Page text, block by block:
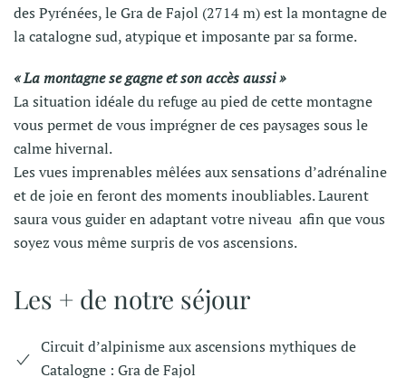
des Pyrénées, le Gra de Fajol (2714 m) est la montagne de
la catalogne sud, atypique et imposante par sa forme.
« La montagne se gagne et son accès aussi »
La situation idéale du refuge au pied de cette montagne
vous permet de vous imprégner de ces paysages sous le
calme hivernal.
Les vues imprenables mêlées aux sensations d’adrénaline
et de joie en feront des moments inoubliables. Laurent
saura vous guider en adaptant votre niveau afin que vous
soyez vous même surpris de vos ascensions.
Les + de notre séjour
Circuit d’alpinisme aux ascensions mythiques de
Catalogne : Gra de Fajol